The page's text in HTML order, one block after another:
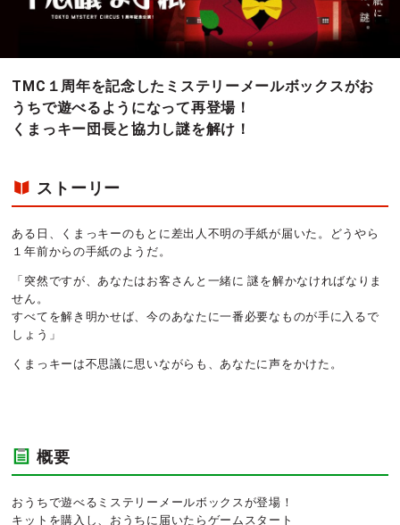
TMC１周年を記念したミステリーメールボックスがお
うちで遊べるようになって再登場！
くまっキー団長と協力し謎を解け！
ストーリー
ある日、くまっキーのもとに差出人不明の手紙が届いた。どうやら
１年前からの手紙のようだ。
「突然ですが、あなたはお客さんと一緒に 謎を解かなければなりま
せん。
すべてを解き明かせば、今のあなたに一番必要なものが手に入るで
しょう」
くまっキーは不思議に思いながらも、あなたに声をかけた。
概要
おうちで遊べるミステリーメールボックスが登場！
キットを購入し、おうちに届いたらゲームスタート